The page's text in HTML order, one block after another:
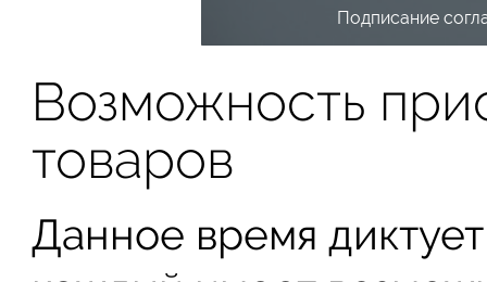
Подписание
Возможность
товаров
Данное время